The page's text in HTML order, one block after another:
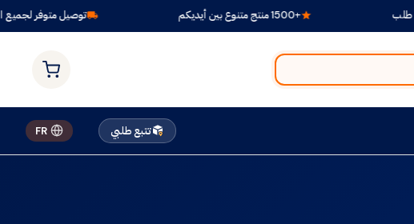
توصيل متوفر لجميع +1500 منتج متنوع بين أيديكم
تتبع طلبي FR